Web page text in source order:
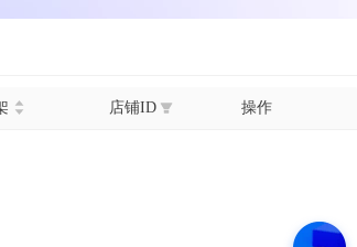
店铺ID 操作